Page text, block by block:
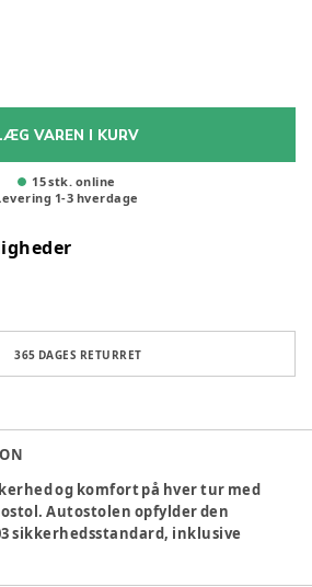
VAREN I KURV
15 stk. online
1-3 hverdage
365 DAGES RETURRET
og komfort på hver tur med
Autostolen opfylder den
sikkerhedsstandard, inklusive
der kan justeres til 4